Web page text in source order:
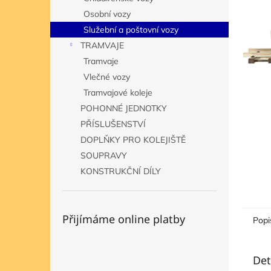
e
l
Osobní vozy
Služební a poštovní vozy
TRAMVAJE
Tramvaje
Vlečné vozy
Tramvajové koleje
POHONNÉ JEDNOTKY
PŘÍSLUŠENSTVÍ
DOPLŇKY PRO KOLEJIŠTĚ
SOUPRAVY
KONSTRUKČNÍ DÍLY
Přijímáme online platby